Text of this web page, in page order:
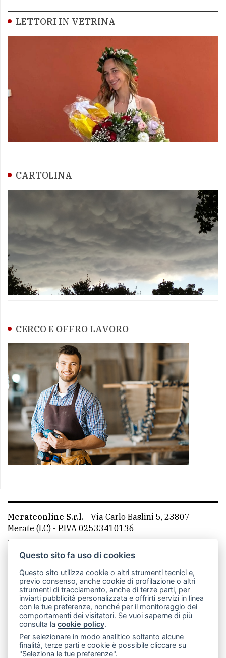
LETTORI IN VETRINA
CARTOLINA
CERCO E OFFRO LAVORO
Merateonline S.r.l. - Via Carlo Baslini 5, 23807 -
Merate (LC) - P.IVA 02533410136
Telefono:
mail: redazione@merateonline.it
La redazione
CasateOnline LeccoOnline
RSS
Made by VIP
Privacy policy
Cookie policy
Rivedi le tue scelte sui cookie
SCRIVICI
Questo sito fa uso di cookies
Questo sito utilizza cookie o altri strumenti tecnici e,
previo consenso, anche cookie di profilazione o altri
strumenti di tracciamento, anche di terze parti, per
inviarti pubblicità personalizzata e offrirti servizi in linea
con le tue preferenze, nonché per il monitoraggio dei
comportamenti dei visitatori. Se vuoi saperne di più
consulta lacookie policy.
Per selezionare in modo analitico soltanto alcune
finalità, terze parti e cookie è possibile cliccare su
"Seleziona le tue preferenze".